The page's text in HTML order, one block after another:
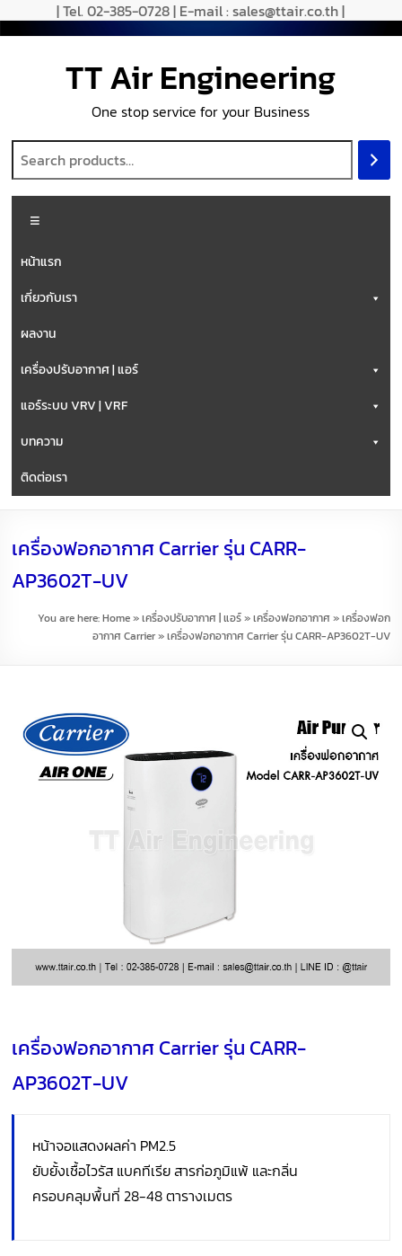
| Tel. 02-385-0728 | E-mail : sales@ttair.co.th |
TT Air Engineering
One stop service for your Business
หน้าแรก
เกี่ยวกับเรา
ผลงาน
เครื่องปรับอากาศ | แอร์
แอร์ระบบ VRV | VRF
บทความ
ติดต่อเรา
เครื่องฟอกอากาศ Carrier รุ่น CARR-
AP3602T-UV
You are here:Home»เครื่องปรับอากาศ | แอร์»เครื่องฟอกอากาศ»เครื่องฟอก
อากาศ Carrier»เครื่องฟอกอากาศ Carrier รุ่น CARR-AP3602T-UV
เครื่องฟอกอากาศ Carrier รุ่น CARR-
AP3602T-UV
หน้าจอแสดงผลค่า PM2.5
ยับยั้งเชื้อไวรัส แบคทีเรีย สารก่อภูมิแพ้ และกลิ่น
ครอบคลุมพื้นที่ 28-48 ตารางเมตร